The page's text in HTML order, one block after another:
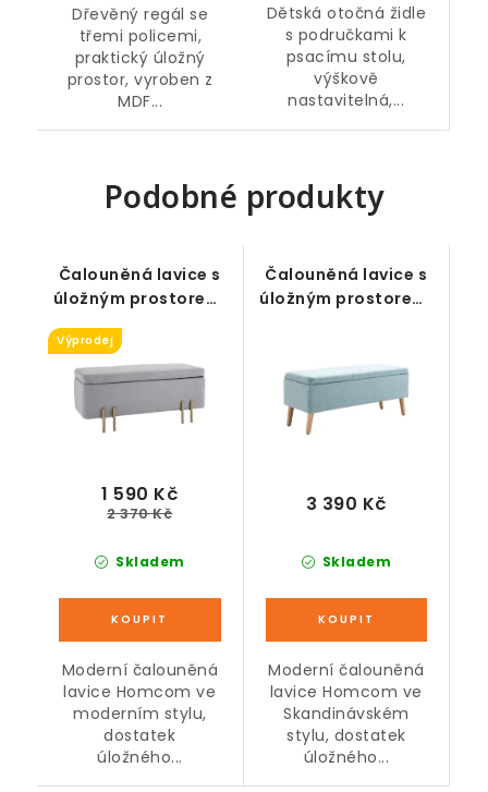
Dřevěný regál se
třemi policemi,
praktický úložný
prostor, vyroben z
MDF...
Dětská otočná židle
s područkami k
psacímu stolu,
výškově
nastavitelná,...
Podobné produkty
Čalouněná lavice s
úložným prostorem,
Výprodej
Skladem
1 590 Kč
2 370 Kč
Moderní čalouněná
lavice Homcom ve
moderním stylu,
dostatek
úložného...
Čalouněná lavice s
úložným prostorem,
Skladem
3 390 Kč
Moderní čalouněná
lavice Homcom ve
Skandinávském
stylu, dostatek
úložného...